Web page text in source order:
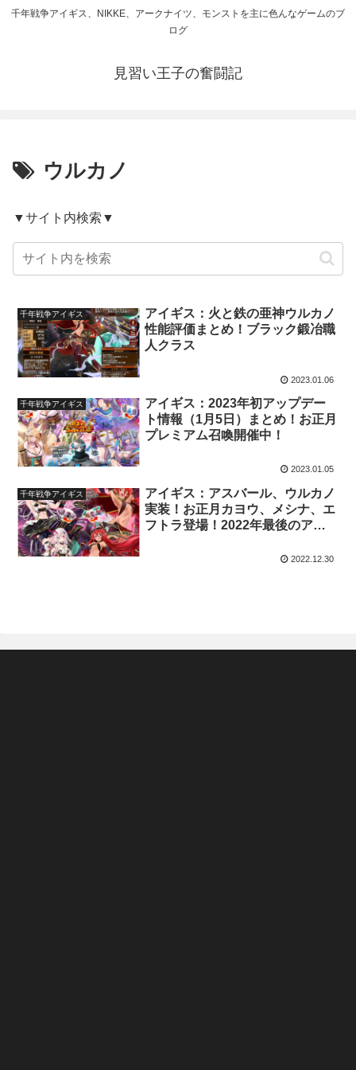
千年戦争アイギス、NIKKE、アークナイツ、モンストを主に色んなゲームのブ
ログ
見習い王子の奮闘記
ウルカノ
▼サイト内検索▼
千年戦争アイギス
アイギス：火と鉄の亜神ウルカノ
性能評価まとめ！ブラック鍛冶職
人クラス
2023.01.06
千年戦争アイギス
アイギス：2023年初アップデー
ト情報（1月5日）まとめ！お正月
プレミアム召喚開催中！
2023.01.05
千年戦争アイギス
アイギス：アスバール、ウルカノ
実装！お正月カヨウ、メシナ、エ
フトラ登場！2022年最後のアッ
2022.12.30